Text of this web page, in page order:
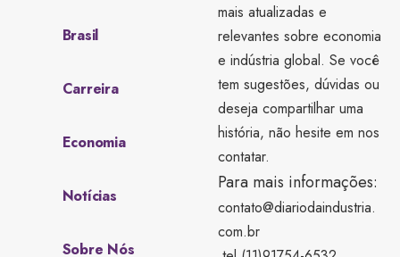
Brasil
Carreira
Economia
Notícias
Sobre Nós
mais atualizadas e
relevantes sobre economia
e indústria global. Se você
tem sugestões, dúvidas ou
deseja compartilhar uma
história, não hesite em nos
contatar.
Para mais informações:
contato@diariodaindustria.
com.br